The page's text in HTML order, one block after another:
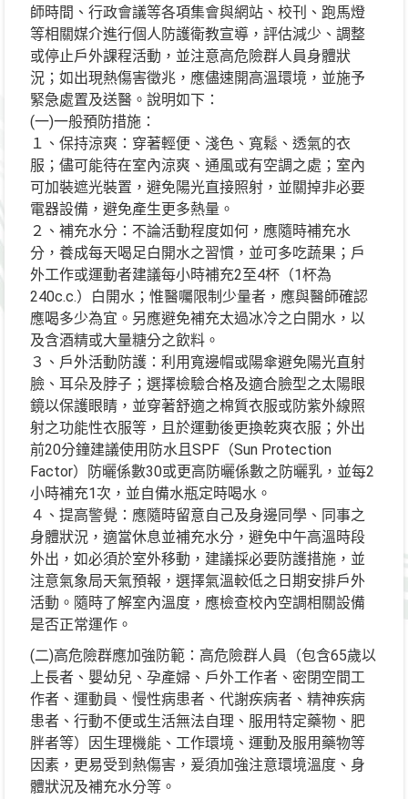
師時間、行政會議等各項集會與網站、校刊、跑馬燈
等相關媒介進行個人防護衛教宣導，評估減少、調整
或停止戶外課程活動，並注意高危險群人員身體狀
況；如出現熱傷害徵兆，應儘速開高溫環境，並施予
緊急處置及送醫。說明如下：
(一)一般預防措施：
１、保持涼爽：穿著輕便、淺色、寬鬆、透氣的衣
服；儘可能待在室內涼爽、通風或有空調之處；室內
可加裝遮光裝置，避免陽光直接照射，並關掉非必要
電器設備，避免產生更多熱量。
２、補充水分：不論活動程度如何，應隨時補充水
分，養成每天喝足白開水之習慣，並可多吃蔬果；戶
外工作或運動者建議每小時補充2至4杯（1杯為
240c.c.）白開水；惟醫囑限制少量者，應與醫師確認
應喝多少為宜。另應避免補充太過冰冷之白開水，以
及含酒精或大量糖分之飲料。
３、戶外活動防護：利用寬邊帽或陽傘避免陽光直射
臉、耳朵及脖子；選擇檢驗合格及適合臉型之太陽眼
鏡以保護眼睛，並穿著舒適之棉質衣服或防紫外線照
射之功能性衣服等，且於運動後更換乾爽衣服；外出
前20分鐘建議使用防水且SPF（Sun Protection
Factor）防曬係數30或更高防曬係數之防曬乳，並每2
小時補充1次，並自備水瓶定時喝水。
４、提高警覺：應隨時留意自己及身邊同學、同事之
身體狀況，適當休息並補充水分，避免中午高溫時段
外出，如必須於室外移動，建議採必要防護措施，並
注意氣象局天氣預報，選擇氣溫較低之日期安排戶外
活動。隨時了解室內溫度，應檢查校內空調相關設備
是否正常運作。
(二)高危險群應加強防範：高危險群人員（包含65歲以
上長者、嬰幼兒、孕產婦、戶外工作者、密閉空間工
作者、運動員、慢性病患者、代謝疾病者、精神疾病
患者、行動不便或生活無法自理、服用特定藥物、肥
胖者等）因生理機能、工作環境、運動及服用藥物等
因素，更易受到熱傷害，爰須加強注意環境溫度、身
體狀況及補充水分等。